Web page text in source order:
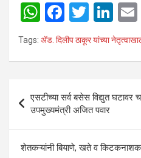
W
h
at
A
p
p
F
a
ce
o
o
k
T
wi
tt
Li
n
ke
n
Tags: ॲड. दिलीप ठाकूर यांच्या
navigation
एसटीच्या सर्व बसेस विद्युत घटावर
उपमुख्यमंत्री अजित पवार
शेतकऱ्यांनी बियाणे, खते व